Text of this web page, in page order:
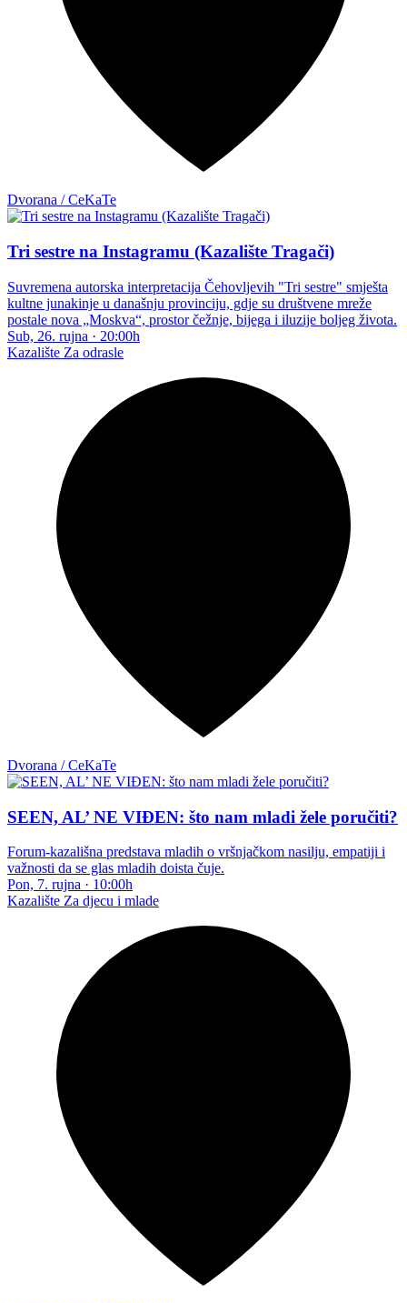
Dvorana / CeKaTe
Tri sestre na Instagramu (Kazalište Tragači)
Suvremena autorska interpretacija Čehovljevih "Tri sestre" smješta
kultne junakinje u današnju provinciju, gdje su društvene mreže
postale nova „Moskva“, prostor čežnje, bijega i iluzije boljeg života.
Sub, 26. rujna · 20:00h
Kazalište Za odrasle
Dvorana / CeKaTe
SEEN, AL’ NE VIĐEN: što nam mladi žele poručiti?
Forum-kazališna predstava mladih o vršnjačkom nasilju, empatiji i
važnosti da se glas mladih doista čuje.
Pon, 7. rujna · 10:00h
Kazalište Za djecu i mlade